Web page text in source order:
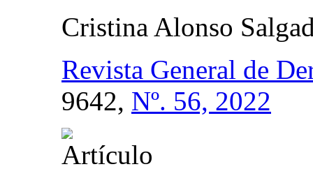
Cristina Alonso
Revista General de
9642, Nº. 56, 2022